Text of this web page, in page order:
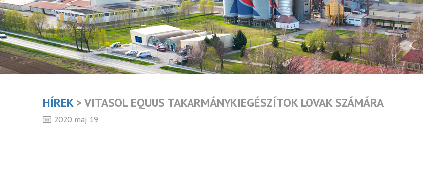
HÍREK> VITASOL EQUUS TAKARMÁNYKIEGÉSZÍTOK LOVAK SZÁMÁRA
2020 maj 19